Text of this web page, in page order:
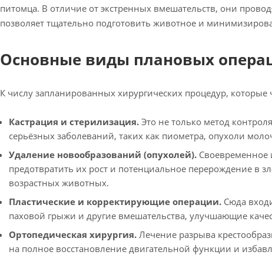
питомца. В отличие от экстренных вмешательств, они
позволяет тщательно подготовить животное и
Основные виды плановых
К числу запланированных хирургических процедур, которые
Кастрация и стерилизация. Это не только метод
серьёзных заболеваний, таких как пиометра, опухоли
Удаление новообразований (опухолей). Своевременное
предотвратить их рост и потенциальное перерождение в
возрастных животных.
Пластические и корректирующие операции. Сюда
паховой грыжи и другие вмешательства, улучшающие
Ортопедическая хирургия. Лечение разрыва
на полное восстановление двигательной функции и